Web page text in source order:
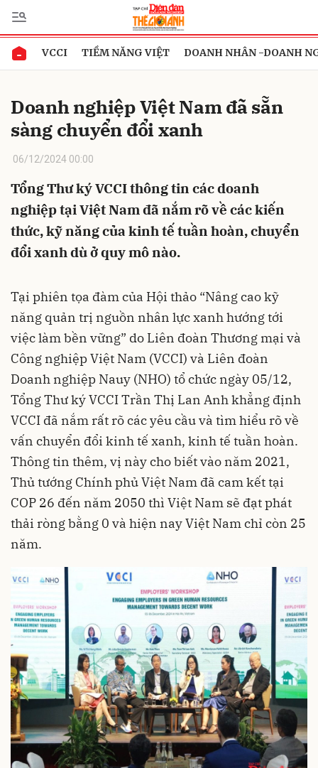
VCCI TIỀM NĂNG VIỆT DOANH NHÂN -DOANH
Doanh nghiệp Việt Nam đã sẵn
sàng chuyển đổi xanh
06/12/2024 00:00
Tổng Thư ký VCCI thông tin các doanh
nghiệp tại Việt Nam đã nắm rõ về các kiến
thức, kỹ năng của kinh tế tuần hoàn, chuyển
đổi xanh dù ở quy mô nào.
Tại phiên tọa đàm của Hội thảo “Nâng cao kỹ
năng quản trị nguồn nhân lực xanh hướng tới
việc làm bền vững” do Liên đoàn Thương mại và
Công nghiệp Việt Nam (VCCI) và Liên đoàn
Doanh nghiệp Nauy (NHO) tổ chức ngày 05/12,
Tổng Thư ký VCCI Trần Thị Lan Anh khẳng định
VCCI đã nắm rất rõ các yêu cầu và tìm hiểu rõ về
vấn chuyển đổi kinh tế xanh, kinh tế tuần hoàn.
Thông tin thêm, vị này cho biết vào năm 2021,
Thủ tướng Chính phủ Việt Nam đã cam kết tại
COP 26 đến năm 2050 thì Việt Nam sẽ đạt phát
thải ròng bằng 0 và hiện nay Việt Nam chỉ còn 25
năm.
Gửi bình luận
Hủy Gửi